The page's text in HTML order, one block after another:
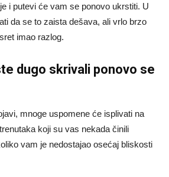
i putevi će vam se ponovo ukrstiti. U
da se to zaista dešava, ali vrlo brzo
imao razlog.
dugo skrivali ponovo se
mnoge uspomene će isplivati na
koji su vas nekada činili
vam je nedostajao osećaj bliskosti